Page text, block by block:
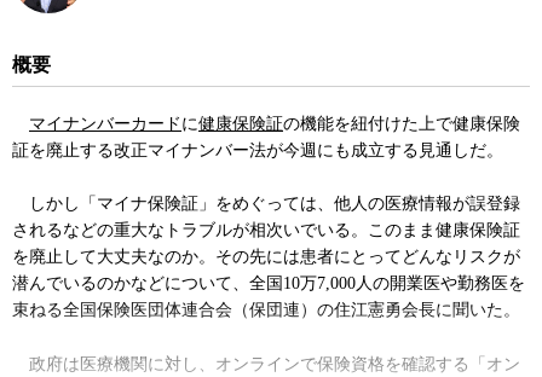
概要
マイナンバーカード に健康保険証の機能を紐付けた上で健康保険
証を廃止する改正マイナンバー法が今週にも成立する見通しだ。
しかし「マイナ保険証」をめぐっては、他人の医療情報が誤登録
されるなどの重大なトラブルが相次いでいる。このまま健康保険証
を廃止して大丈夫なのか。その先には患者にとってどんなリスクが
潜んでいるのかなどについて、全国10万7,000人の開業医や勤務医を
束ねる全国保険医団体連合会（保団連）の住江憲勇会長に聞いた。
政府は医療機関に対し、オンラインで保険資格を確認する「オン